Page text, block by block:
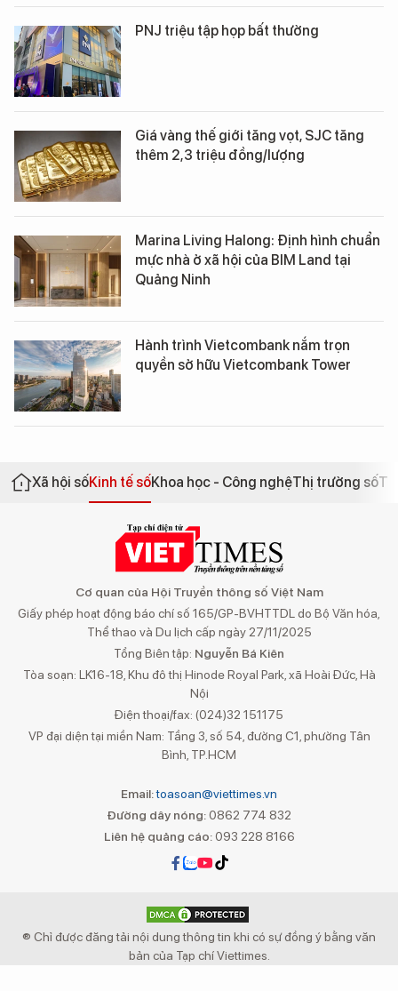
PNJ triệu tập họp bất thường
Giá vàng thế giới tăng vọt, SJC tăng
thêm 2,3 triệu đồng/lượng
Marina Living Halong: Định hình chuẩn
mực nhà ở xã hội của BIM Land tại
Quảng Ninh
Hành trình Vietcombank nắm trọn
quyền sở hữu Vietcombank Tower
Xã hội sốKinh tế sốKhoa học - Công nghệThị trường số
Cơ quan của Hội Truyền thông số Việt Nam
Giấy phép hoạt động báo chí số 165/GP-BVHTTDL do Bộ Văn hóa,
Thể thao và Du lịch cấp ngày 27/11/2025
Tổng Biên tập: Nguyễn Bá Kiên
Tòa soạn: LK16-18, Khu đô thị Hinode Royal Park, xã Hoài Đức, Hà
Nội
Điện thoại/fax: (024)32 151175
VP đại diện tại miền Nam: Tầng 3, số 54, đường C1, phường Tân
Bình, TP.HCM
Email:toasoan@viettimes.vn
Đường dây nóng: 0862 774 832
Liên hệ quảng cáo:093 228 8166
® Chỉ được đăng tải nội dung thông tin khi có sự đồng ý bằng văn
bản của Tạp chí Viettimes.